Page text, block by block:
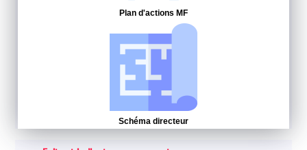
Plan d'actions MF
Schéma directeur